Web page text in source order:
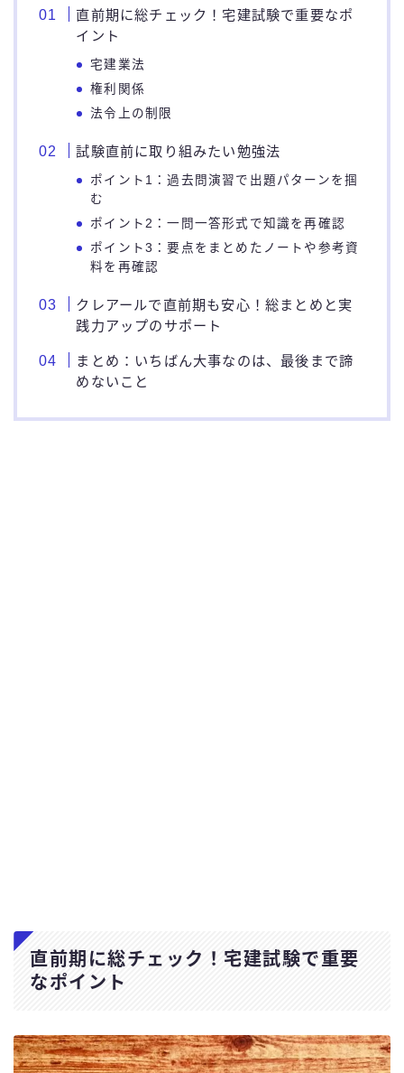
直前期に総チェック！宅建試験で重要なポ
イント
宅建業法
権利関係
法令上の制限
試験直前に取り組みたい勉強法
ポイント1：過去問演習で出題パターンを掴
む
ポイント2：一問一答形式で知識を再確認
ポイント3：要点をまとめたノートや参考資
料を再確認
クレアールで直前期も安心！総まとめと実
践力アップのサポート
まとめ：いちばん大事なのは、最後まで諦
めないこと
直前期に総チェック！宅建試験で重要
なポイント